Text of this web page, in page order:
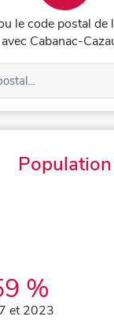
le code postal de
avec Cabanac-
Population
%
et 2023